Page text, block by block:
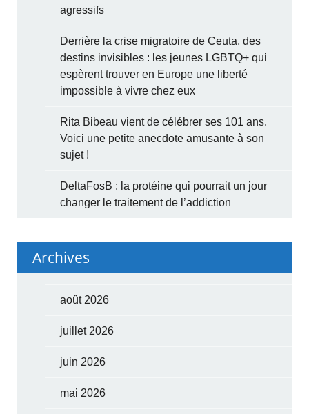
agressifs
Derrière la crise migratoire de Ceuta, des
destins invisibles : les jeunes LGBTQ+ qui
espèrent trouver en Europe une liberté
impossible à vivre chez eux
Rita Bibeau vient de célébrer ses 101 ans.
Voici une petite anecdote amusante à son
sujet !
DeltaFosB : la protéine qui pourrait un jour
changer le traitement de l’addiction
Archives
août 2026
juillet 2026
juin 2026
mai 2026